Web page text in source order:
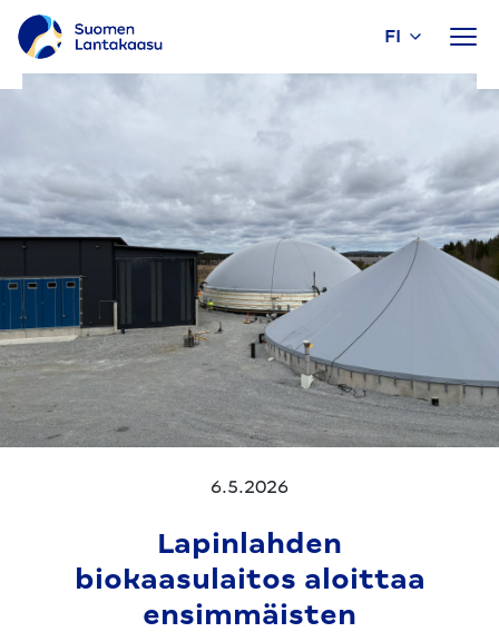
Siirry
FI
6.5.2026
Lapinlahden
biokaasulaitos aloittaa
ensimmäisten